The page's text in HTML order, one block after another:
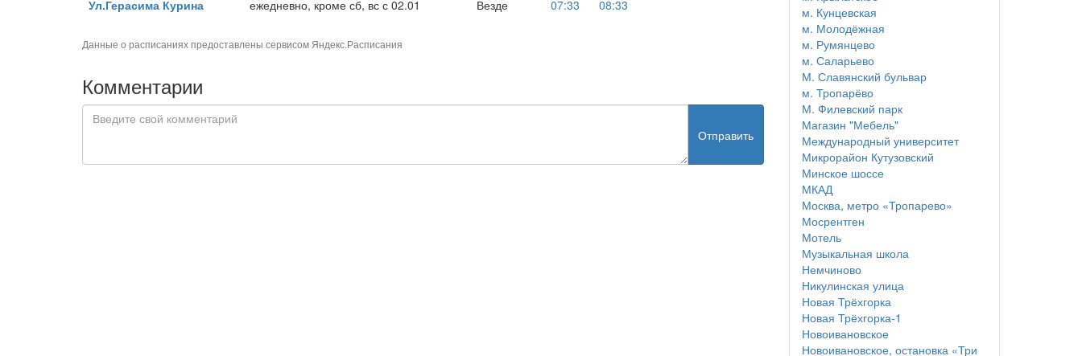
Ул.Герасима Курина
ежедневно, кроме сб, вс с 02.01 Везде 07:33 08:33
Данные о расписаниях предоставлены сервисом Яндекс.Расписания
Комментарии
Отправить
м. Кунцевская
м. Молодёжная
м. Румянцево
м. Саларьево
М. Славянский бульвар
м. Тропарёво
М. Филевский парк
Магазин "Мебель"
Международный университет
Микрорайон Кутузовский
Минское шоссе
МКАД
Москва, метро «Тропарево»
Мосрентген
Мотель
Музыкальная школа
Немчиново
Никулинская улица
Новая Трёхгорка
Новая Трёхгорка-1
Новоивановское
Новоивановское, остановка «Три